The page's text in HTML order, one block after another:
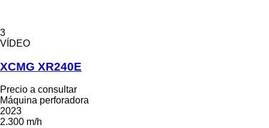
3
VÍDEO
XCMG XR240E
Precio a consultar
Máquina perforadora
2023
2.300 m/h